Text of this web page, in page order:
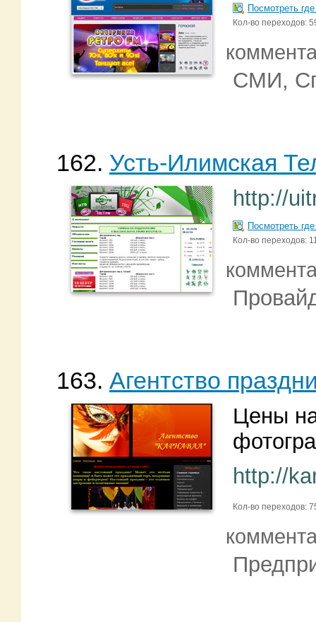
Посмотреть
Кол-во переходов:
СМИ,
162. Усть-Илимская
http://
Посмотреть
Кол-во переходов:
163. Агентство
Цены
http://
Кол-во переходов: